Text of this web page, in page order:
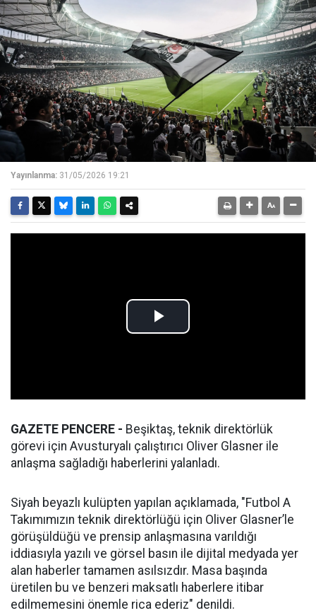
Yayınlanma: 31/05/2026 19:21
GAZETE PENCERE - Beşiktaş, teknik direktörlük
görevi için Avusturyalı çalıştırıcı Oliver Glasner ile
anlaşma sağladığı haberlerini yalanladı.
Siyah beyazlı kulüpten yapılan açıklamada, "Futbol A
Takımımızın teknik direktörlüğü için Oliver Glasner’le
görüşüldüğü ve prensip anlaşmasına varıldığı
iddiasıyla yazılı ve görsel basın ile dijital medyada yer
alan haberler tamamen asılsızdır. Masa başında
üretilen bu ve benzeri maksatlı haberlere itibar
edilmemesini önemle rica ederiz" denildi.